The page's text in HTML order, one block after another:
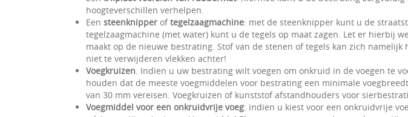
hoogteverschillen verhelpen.
Een steenknipper oftegelzaagmachine: met de steenknipper kunt u de
tegelzaagmachine (met water) kunt u de tegels op maat zagen. Let er hierbij
maakt op de nieuwe bestrating. Stof van de stenen of tegels kan zich
niet te verwijderen vlekken achter!
Voegkruizen . Indien u uw bestrating wilt voegen om onkruid in de voegen te
houden dat de meeste voegmiddelen voor bestrating een minimale
van 30 mm vereisen. Voegkruizen of kunststof afstandhouders voor
Voegmiddel voor een onkruidvrije voeg: indien u kiest voor een onkruidvrije